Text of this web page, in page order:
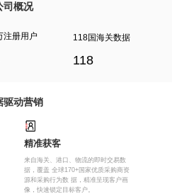
司概况
注册用户 118国海关数据
118
驱动营销
精准获客
来自海关、港口、物流的即时交易数
据，覆盖 全球170+国家优质采购商资
源和采购行为数 据，精准呈现客户画
像，快速锁定目标客户。